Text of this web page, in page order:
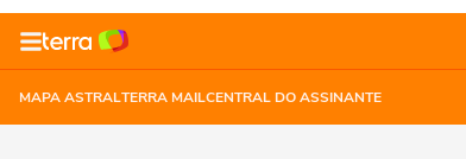
MAPA ASTRALTERRA MAILCENTRAL DO ASSINANTE